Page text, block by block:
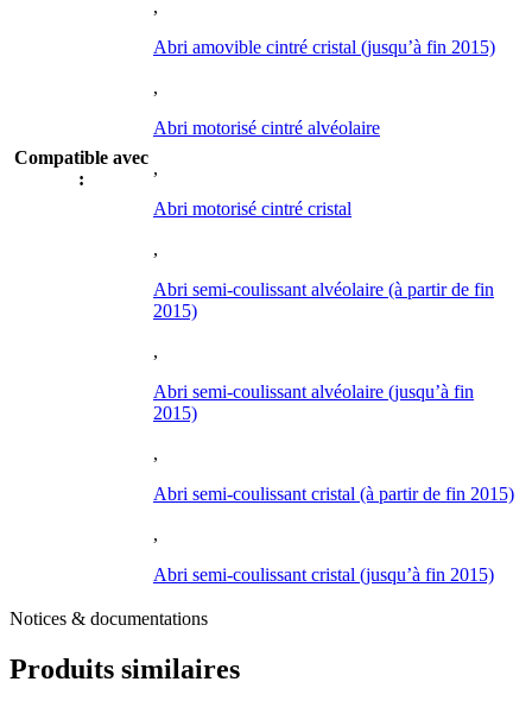
Compatible avec
:
,
Abri amovible cintré cristal (jusqu’à fin 2015)
,
Abri motorisé cintré alvéolaire
,
Abri motorisé cintré cristal
,
Abri semi-coulissant alvéolaire (à partir de fin
2015)
,
Abri semi-coulissant alvéolaire (jusqu’à fin
2015)
,
Abri semi-coulissant cristal (à partir de fin 2015)
,
Abri semi-coulissant cristal (jusqu’à fin 2015)
Notices & documentations
Produits similaires